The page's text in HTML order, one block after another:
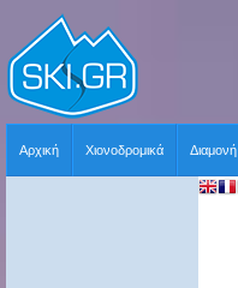
Αρχική Χιονοδρομικά Διαμονή